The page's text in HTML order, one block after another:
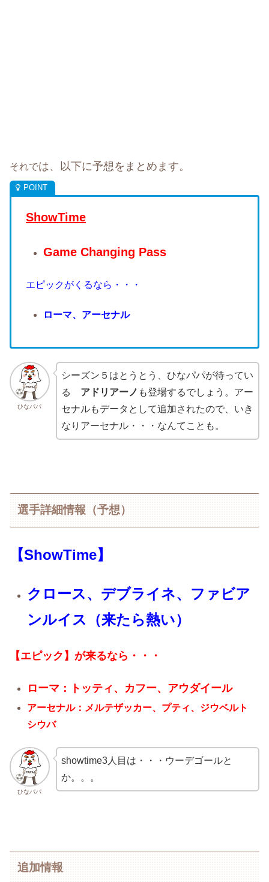
それでは、以下に予想をまとめます。
ShowTime
Game Changing Pass
エピックがくるなら・・・
ローマ、アーセナル
ひなパパ
シーズン５はとうとう、ひなパパが待ってい
る アドリアーノ も登場するでしょう。アー
セナルもデータとして追加されたので、いき
なりアーセナル・・・なんてことも。
選手詳細情報（予想）
【ShowTime】
クロース、デブライネ、ファビア
ンルイス（来たら熱い）
【エピック】が来るなら・・・
ローマ：トッティ、カフー、アウダイール
アーセナル：メルテザッカー、プティ、ジウベルト
シウバ
ひなパパ
showtime3人目は・・・ウーデゴールと
か。。。
追加情報